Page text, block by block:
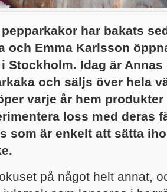
har bakats
och Emma Karlsson
Stockholm. Idag är
och säljs över hela
varje år hem
loss med deras
som är enkelt att sätta
på något helt annat,